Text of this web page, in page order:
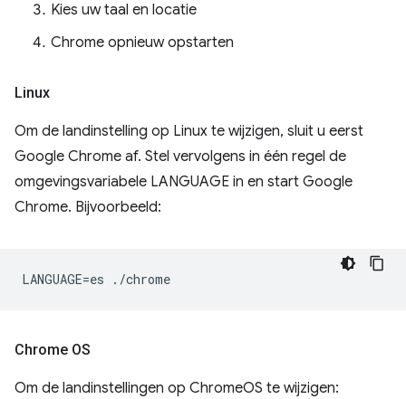
Kies uw taal en locatie
Chrome opnieuw opstarten
Linux
Om de landinstelling op Linux te wijzigen, sluit u eerst
Google Chrome af. Stel vervolgens in één regel de
omgevingsvariabele LANGUAGE in en start Google
Chrome. Bijvoorbeeld:
Chrome OS
Om de landinstellingen op ChromeOS te wijzigen: